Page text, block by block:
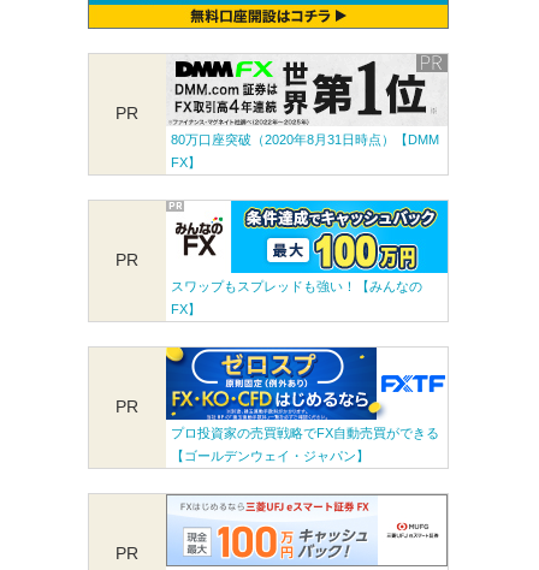
PR
80万口座突破（2020年8月31日時点）【DMM
FX】
PR
スワップもスプレッドも強い！【みんなの
FX】
PR
プロ投資家の売買戦略でFX自動売買ができる
【ゴールデンウェイ・ジャパン】
PR